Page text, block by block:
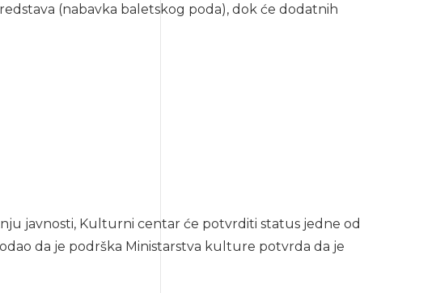
(nabavka baletskog poda), dok će dodatnih
javnosti, Kulturni centar će potvrditi status jedne od
da je podrška Ministarstva kulture potvrda da je